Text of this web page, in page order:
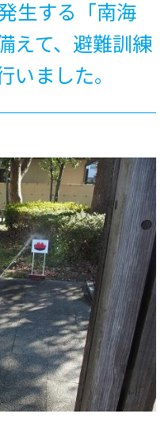
生する「南海
えて、避難訓練
ました。